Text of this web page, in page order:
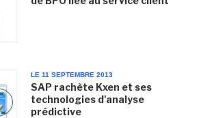
LE 11 SEPTEMBRE 2013
SAP rachète Kxen et ses
technologies d'analyse
prédictive